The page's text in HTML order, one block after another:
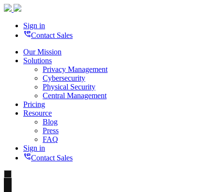
Sign in
perm_phone_msgContact Sales
Our Mission
Solutions
Privacy Management
Cybersecurity
Physical Security
Central Management
Pricing
Resource
Blog
Press
FAQ
Sign in
perm_phone_msgContact Sales